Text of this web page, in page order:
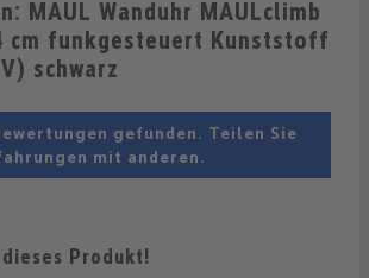
MAUL Wanduhr MAULclimb
cm funkgesteuert Kunststoff
schwarz
Produkt!
gefunden. Teilen Sie
mit anderen.